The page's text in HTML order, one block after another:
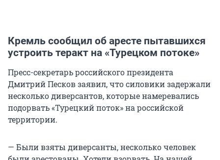
Кремль сообщил об аресте пытавшихся
устроить теракт на «Турецком потоке»
Пресс-секретарь российского президента
Дмитрий Песков заявил, что силовики задержали
несколько диверсантов, которые намеревались
подорвать «Турецкий поток» на российской
территории.
— Были взяты диверсанты, несколько человек